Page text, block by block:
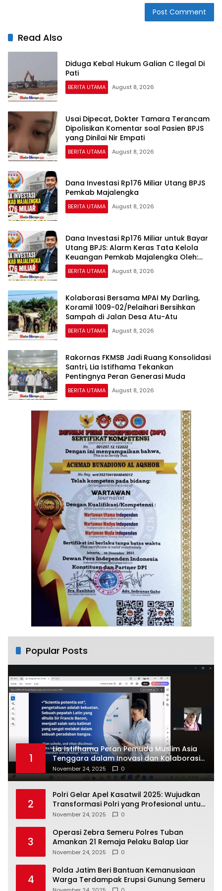
Read Also
Diduga Kebal Hukum Galian C Ilegal Di
Pati
BERITA UTAMA August 8, 2026
Usai Dipecat, Dokter Tamara Terancam
Dipolisikan Komentar soal Pasien BPJS
yang Dinilai Nir Empati
BERITA UTAMA August 8, 2026
Dana Investasi Rp176 Miliar Utang BPJS
Pemkab Majalengka
BERITA UTAMA August 8, 2026
Dana Investasi Rp176 Miliar untuk Bayar
Utang BPJS: Alarm Keras Tata Kelola
Keuangan Pemkab Majalengka Oleh:
Aceng Syamsul Hadie (ASH)
BERITA UTAMA August 8, 2026
Kolaborasi Bersama MPAI My Darling,
Koramil 1009-02/Pelaihari Bersihkan
Sampah di Jalan Desa Atu-Atu
BERITA UTAMA August 8, 2026
Rakornas FKMSB Jadi Ruang Konsolidasi
Santri, Lia Istifhama Tekankan
Pentingnya Peran Generasi Muda
BERITA UTAMA August 8, 2026
Popular Posts
1
Lia Istifhama Peran Pemuda Muslim Asia
Tenggara dalam Inovasi dan Kolaborasi
Internasional
November 24, 2025 0
2
Polri Gelar Apel Kasatwil 2025: Wujudkan
Transformasi Polri yang Profesional untuk
Masyarakat
November 24, 2025 0
3
Operasi Zebra Semeru Polres Tuban
Amankan 21 Remaja Pelaku Balap Liar
November 24, 2025 0
4
Polda Jatim Beri Bantuan Kemanusiaan
Warga Terdampak Erupsi Gunung Semeru